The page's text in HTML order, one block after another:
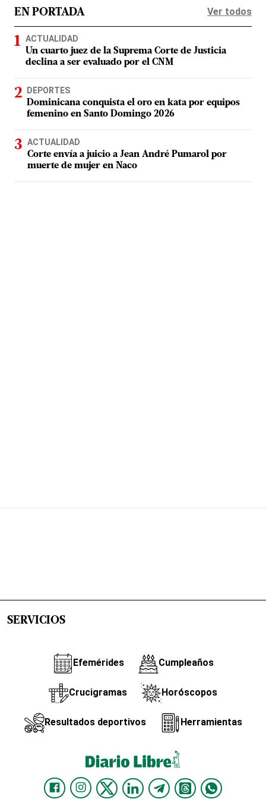
EN PORTADA Ver todos
ACTUALIDAD
Un cuarto juez de la Suprema Corte de Justicia
declina a ser evaluado por el CNM
DEPORTES
Dominicana conquista el oro en kata por equipos
femenino en Santo Domingo 2026
ACTUALIDAD
Corte envía a juicio a Jean André Pumarol por
muerte de mujer en Naco
SERVICIOS
Efemérides Cumpleaños
Crucigramas Horóscopos
Resultados deportivos Herramientas